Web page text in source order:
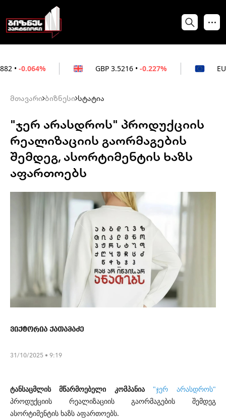
3.5216 -0.227% 3.0212 -
მთავარი ბიზნესი სტატია
"ჯერ არასდროს" პროდუქციის
რეალიზაციის გაორმაგების
შემდეგ, ასორტიმენტის ხაზს
აფართოებს
ვიქტორია ქათამაძე
31/10/2025 • 9:19
ტანსაცმლის მწარმოებელი კომპანია
"ჯერ არასდროს"
პროდუქციის რეალიზაციის გაორმაგების შემდეგ
ასორტიმენტის ხაზს აფართოებს.